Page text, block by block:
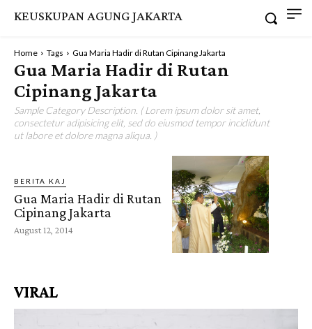
KEUSKUPAN AGUNG JAKARTA
Home Tags Gua Maria Hadir di Rutan Cipinang Jakarta
Gua Maria Hadir di Rutan
Cipinang Jakarta
Sample Category Description. ( Lorem ipsum dolor sit amet,
consectetur adipisicing elit, sed do eiusmod tempor incididunt
ut labore et dolore magna aliqua. )
BERITA KAJ
Gua Maria Hadir di Rutan
Cipinang Jakarta
August 12, 2014
VIRAL